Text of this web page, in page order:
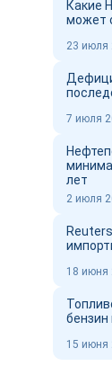
Какие
может
23 июля
7 июля
лет
2 июля
18 июня
15 июня